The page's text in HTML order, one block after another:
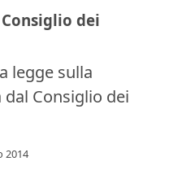
dei
legge sulla
Consiglio dei
2014